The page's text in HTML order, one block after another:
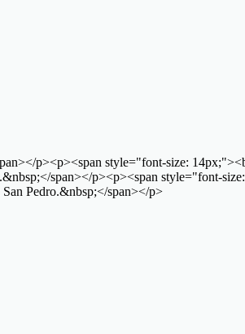
p><p><span style="font-size:
span></p><p><span style="font-
Pedro.&nbsp;</span></p>